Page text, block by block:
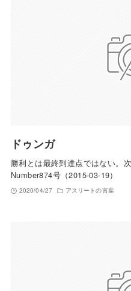
ドゥンガ
勝利とは最終到達点ではない。
Number874号（2015-03-19）
2020/04/27 アスリートの言葉